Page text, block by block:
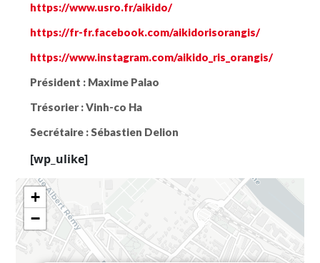
https://www.usro.fr/aikido/
https://fr-fr.facebook.com/aikidorisorangis/
https://www.instagram.com/aikido_ris_orangis/
Président : Maxime Palao
Trésorier :Vinh-co Ha
Secrétaire :Sébastien Delion
[wp_ulike]
+
−